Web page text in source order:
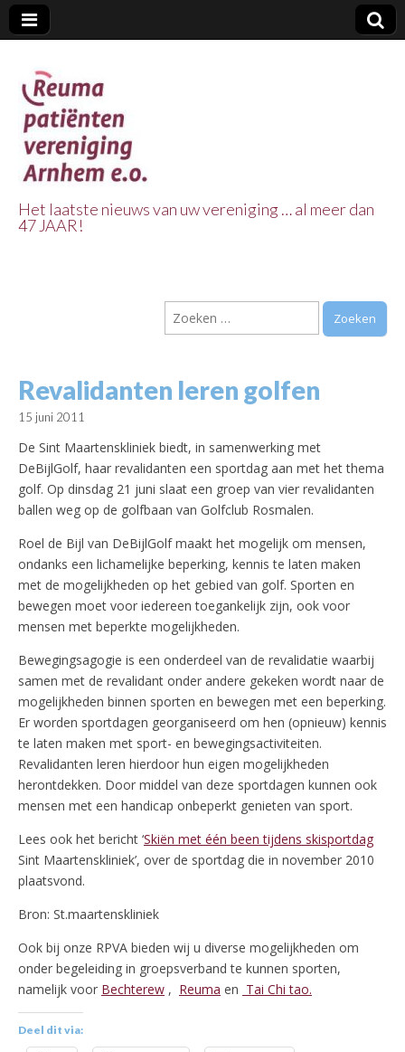
Vereniging
Arnhem e.o.
Het laatste nieuws van uw vereniging … al meer dan
47 JAAR!
Zoeken
naar:
Revalidanten leren golfen
15 juni 2011
De Sint Maartenskliniek biedt, in samenwerking met
DeBijlGolf, haar revalidanten een sportdag aan met het thema
golf. Op dinsdag 21 juni slaat een groep van vier revalidanten
ballen weg op de golfbaan van Golfclub Rosmalen.
Roel de Bijl van DeBijlGolf maakt het mogelijk om mensen,
ondanks een lichamelijke beperking, kennis te laten maken
met de mogelijkheden op het gebied van golf. Sporten en
bewegen moet voor iedereen toegankelijk zijn, ook voor
mensen met beperkte mogelijkheden.
Bewegingsagogie is een onderdeel van de revalidatie waarbij
samen met de revalidant onder andere gekeken wordt naar de
mogelijkheden binnen sporten en bewegen met een beperking.
Er worden sportdagen georganiseerd om hen (opnieuw) kennis
te laten maken met sport- en bewegingsactiviteiten.
Revalidanten leren hierdoor hun eigen mogelijkheden
herontdekken. Door middel van deze sportdagen kunnen ook
mensen met een handicap onbeperkt genieten van sport.
Lees ook het bericht ‘Skiën met één been tijdens skisportdag
Sint Maartenskliniek’, over de sportdag die in november 2010
plaatsvond.
Bron: St.maartenskliniek
Ook bij onze RPVA bieden wij u diverse mogelijkheden om
onder begeleiding in groepsverband te kunnen sporten,
namelijk voor Bechterew , Reuma en Tai Chi tao.
Deel dit via: